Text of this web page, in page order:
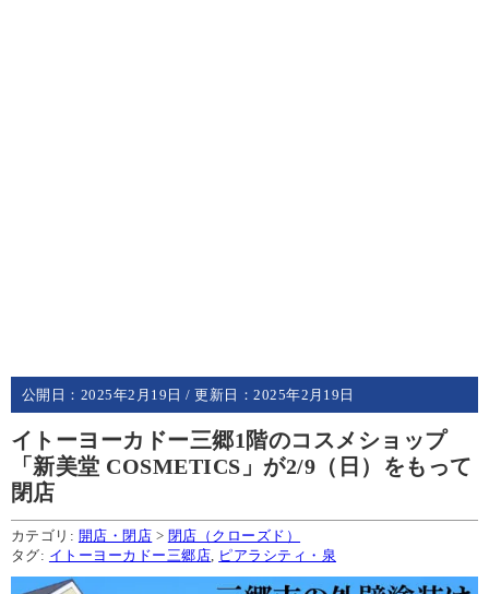
公開日： 2025年2月19日 / 更新日：2025年2月19日
イトーヨーカドー三郷1階のコスメショップ
「新美堂 COSMETICS」が2/9（日）をもって
閉店
カテゴリ: 開店・閉店 > 閉店（クローズド）
タグ: イトーヨーカドー三郷店, ピアラシティ・泉